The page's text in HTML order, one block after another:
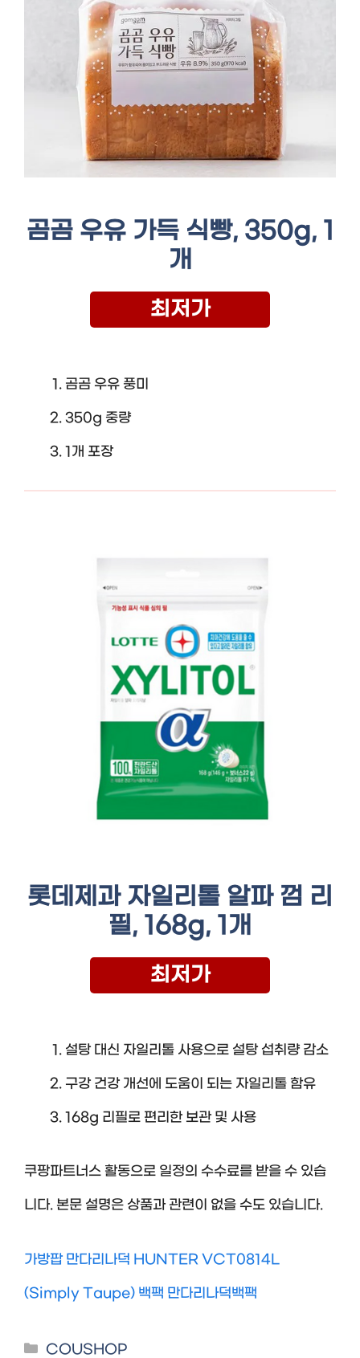
곰곰 우유 가득 식빵, 350g, 1
개
최저가
곰곰 우유 풍미
350g 중량
1개 포장
롯데제과 자일리톨 알파 껌 리
필, 168g, 1개
최저가
설탕 대신 자일리톨 사용으로 설탕 섭취량 감소
구강 건강 개선에 도움이 되는 자일리톨 함유
168g 리필로 편리한 보관 및 사용
쿠팡파트너스 활동으로 일정의 수수료를 받을 수 있습
니다. 본문 설명은 상품과 관련이 없을 수도 있습니다.
가방팝 만다리나덕 HUNTER VCT0814L
(Simply Taupe) 백팩 만다리나덕백팩
Categories
COUSHOP